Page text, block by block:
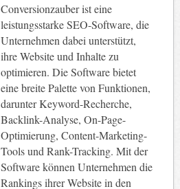
Conversionzauber ist eine
leistungsstarke SEO-Software, die
Unternehmen dabei unterstützt,
ihre Website und Inhalte zu
optimieren. Die Software bietet
eine breite Palette von Funktionen,
darunter Keyword-Recherche,
Backlink-Analyse, On-Page-
Optimierung, Content-Marketing-
Tools und Rank-Tracking. Mit der
Software können Unternehmen die
Rankings ihrer Website in den